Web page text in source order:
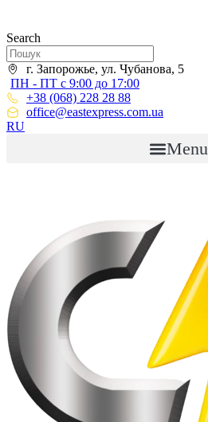
Search
г. Запорожье, ул. Чубанова, 5
ПН - ПТ с 9:00 до 17:00
+38 (068) 228 28 88
office@eastexpress.com.ua
RU
Menu